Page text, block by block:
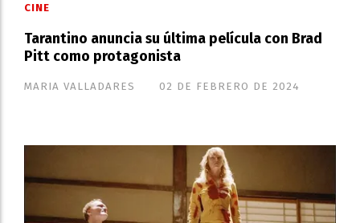
Tarantino anuncia su última película con Brad
Pitt como protagonista
MARIA VALLADARES
CINE
02 DE FEBRERO DE 2024